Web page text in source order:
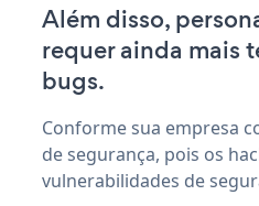
Além disso,
requer ainda mais
bugs.
Conforme sua empresa
de segurança, pois os
vulnerabilidades de